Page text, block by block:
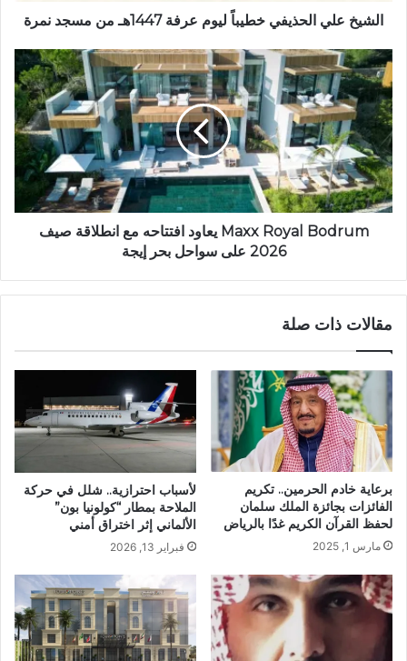
الشيخ علي الحذيفي خطيباً ليوم عرفة 1447هـ من مسجد نمرة
Maxx Royal Bodrum يعاود افتتاحه مع انطلاقة صيف
2026 على سواحل بحر إيجة
مقالات ذات صلة
برعاية خادم الحرمين.. تكريم
الفائزات بجائزة الملك سلمان
لحفظ القرآن الكريم غدًا بالرياض
مارس 1, 2025
لأسباب احترازية.. شلل في حركة
الملاحة بمطار “كولونيا بون”
الألماني إثر اختراق أمني
فبراير 13, 2026